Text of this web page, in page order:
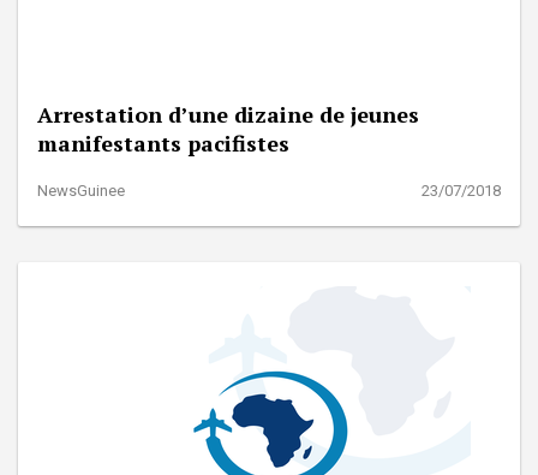
Arrestation d’une dizaine de jeunes
manifestants pacifistes
NewsGuinee 23/07/2018